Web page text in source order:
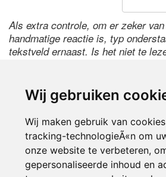
Wij gebruiken
Wij maken gebruik van
tracking-technologieÃ«n om
onze website te verbeteren,
gepersonaliseerde inhoud en
Als extra controle, om er zeker
handmatige reactie is, typ
tekstveld ernaast. Is het niet te